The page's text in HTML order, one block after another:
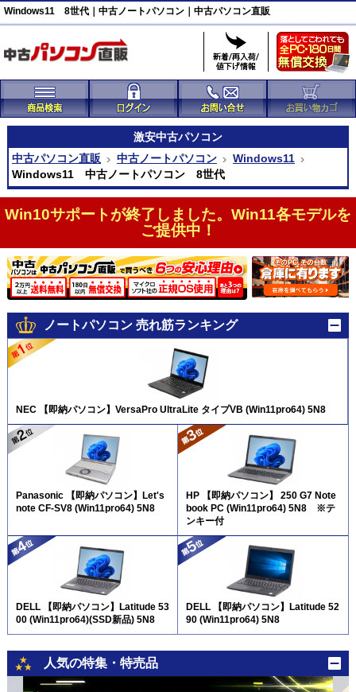
Windows11 8世代｜中古ノートパソコン｜中古パソコン直販
激安中古パソコン
中古パソコン直販
中古ノートパソコン
Windows11
Windows11 中古ノートパソコン 8世代
Win10サポートが終了しました。Win11各モデルを
ご提供中！
ノートパソコン 売れ筋ランキング
NEC 【即納パソコン】VersaPro UltraLite タイプVB (Win11pro64) 5N8
Panasonic 【即納パソコン】Let's
note CF-SV8 (Win11pro64) 5N8
HP 【即納パソコン】 250 G7 Note
book PC (Win11pro64) 5N8 ※テ
ンキー付
DELL 【即納パソコン】Latitude 53
00 (Win11pro64)(SSD新品) 5N8
DELL 【即納パソコン】Latitude 52
90 (Win11pro64) 5N8
人気の特集・特売品